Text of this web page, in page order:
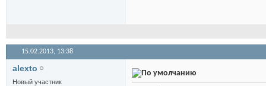
15.02.2013, 13:38
alexto
Новый участник